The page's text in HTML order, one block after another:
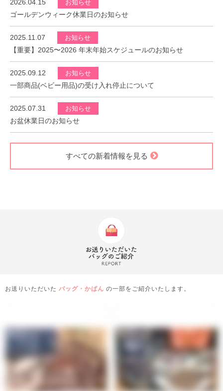
2026.04.15 お知らせ
ゴールデンウィーク休業日のお知らせ
2025.11.07 お知らせ
【重要】2025〜2026 年末年始スケジュールのお知らせ
2025.09.12 お知らせ
一部商品(ベビー用品)の受け入れ停止について
2025.07.31 お知らせ
お盆休業日のお知らせ
すべての新着情報を見る
お送りいただいた バッグ・かばん の一部をご紹介いたします。